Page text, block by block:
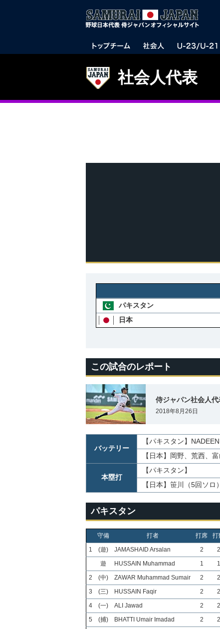
社会人代表
パキスタン
日本
この試合のレポート
侍ジャパン社会人
2018年8月26日
バッテリー
【パキスタン】
【日本】
岡野、荒西、
本塁打
【パキスタン】
【日本】笹川（5回ソロ）
パキスタン
守備 打者 打席 打
1
(遊) JAMASHAID Arsalan 2 2
遊
HUSSAIN Muhammad 1 1
2
(中) ZAWAR Muhammad Sumair 2 2
3
(三) HUSSAIN Faqir 2 2
4
(一) ALI Jawad 2 2
5
(捕) BHATTI Umair Imadad 2 2